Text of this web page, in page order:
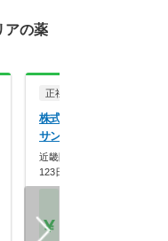
アの薬
正社員
株式会社メディカルかる
サンキ薬局
近畿圏に90店舗展開！年間
123日×スギHD母…